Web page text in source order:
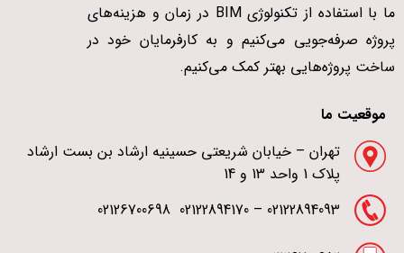
ما با استفاده از تکنولوژی BIM در زمان و هزینه‌های
پروژه صرفه‌جویی می‌کنیم و به کارفرمایان خود در
ساخت پروژه‌هایی بهتر کمک می‌کنیم.
موقعیت ما
تهران – خیابان شریعتی حسینیه ارشاد بن بست ارشاد
پلاک 1 واحد 13 و 14
02122894093 – 02122894170 02126700698